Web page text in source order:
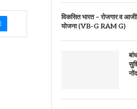
विकसित भारत – रोजगार व
योजना (VB-G RAM G)